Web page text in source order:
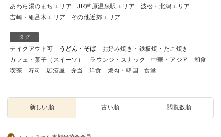
あわら湯のまちエリア
JR芦原温泉駅エリア
波松・北潟エリア
吉崎・細呂木エリア
その他近郊エリア
タグ
テイクアウト可 うどん・そば
お好み焼き・鉄板焼・たこ焼き
カフェ・菓子（スイーツ）
ラウンジ・スナック 中華・アジア
和食
喫茶
寿司 居酒屋 弁当 洋食 焼肉・韓国 食堂
新しい順 古い順 閲覧数順